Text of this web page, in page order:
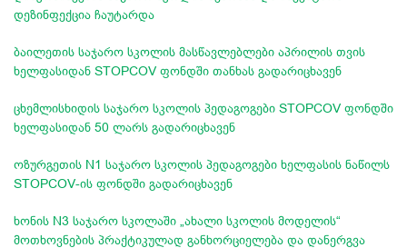
დეზინფექცია ჩაუტარდა
ბაილეთის საჯარო სკოლის მასწავლებლები აპრილის თვის
ხელფასიდან STOPCOV ფონდში თანხას გადარიცხავენ
ცხემლისხიდის საჯარო სკოლის პედაგოგები STOPCOV ფონდში
ხელფასიდან 50 ლარს გადარიცხავენ
ოზურგეთის N1 საჯარო სკოლის პედაგოგები ხელფასის ნაწილს
STOPCOV-ის ფონდში გადარიცხავენ
ხონის N3 საჯარო სკოლაში „ახალი სკოლის მოდელის“
მოთხოვნების პრაქტიკულად განხორციელება და დანერგვა